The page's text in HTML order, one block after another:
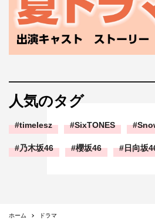
人気のタグ
timelesz SixTONES
乃木坂46 櫻坂46 日向坂
ホーム
ドラマ